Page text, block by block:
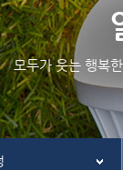
채용정보
인재정보
관련사이트
모두가 웃는 행복